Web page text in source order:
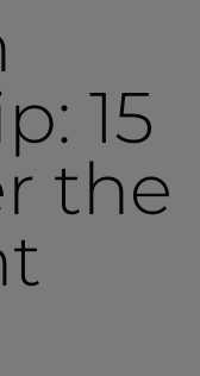
15
the